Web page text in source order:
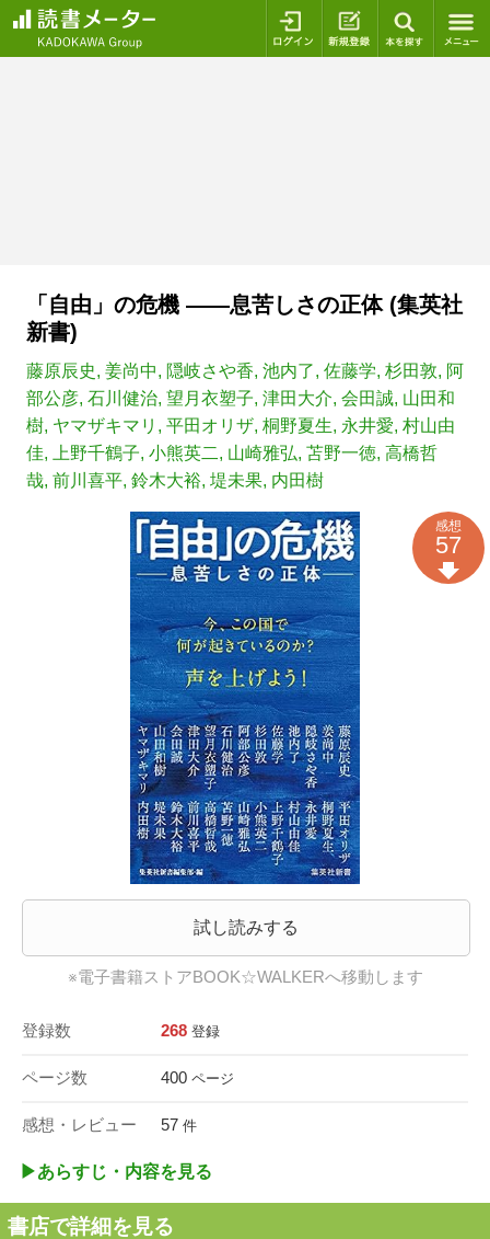
ログイン 新規登録
「自由」の危機 ――息苦しさの正体 (集英社
新書)
藤原辰史, 姜尚中, 隠岐さや香, 池内了, 佐藤学, 杉田敦, 阿
部公彦, 石川健治, 望月衣塑子, 津田大介, 会田誠, 山田和
樹, ヤマザキマリ , 平田オリザ, 桐野夏生, 永井愛, 村山由
佳, 上野千鶴子, 小熊英二, 山崎雅弘, 苫野一徳, 高橋哲
哉, 前川喜平, 鈴木大裕, 堤未果, 内田樹
試し読みする
※電子書籍ストアBOOK☆WALKERへ移動します
登録数 268 登録
ページ数 400 ページ
感想・レビュー 57 件
感想
57
▶︎あらすじ・内容を見る
書店で詳細を見る